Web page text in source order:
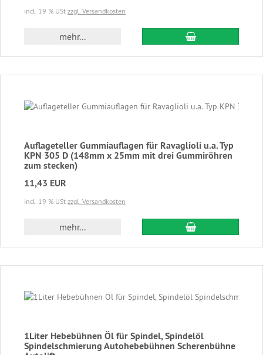
incl. 19 % USt zzgl. Versandkosten
mehr... In den
Auflageteller Gummiauflagen für Ravaglioli u.a. Typ
KPN 305 D (148mm x 25mm mit drei Gummiröhren
zum stecken)
11,43 EUR
incl. 19 % USt zzgl. Versandkosten
mehr... In den
1Liter Hebebühnen Öl für Spindel, Spindelöl
Spindelschmierung Autohebebühnen Scherenbühne